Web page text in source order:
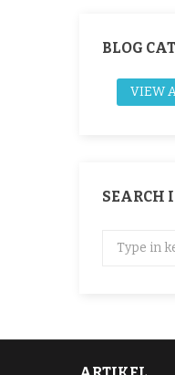
BLOG
VIEW
SEARCH